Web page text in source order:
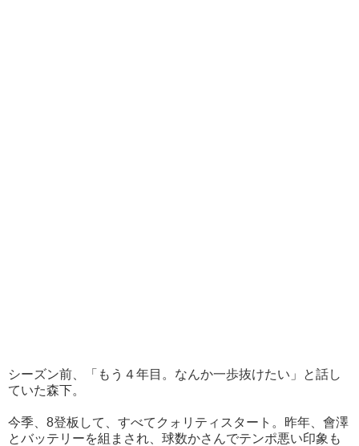
シーズン前、「もう４年目。なんか一歩抜けたい」と話し
ていた森下。
今季、8登板して、すべてクォリティスタート。昨年、會澤
とバッテリーを組まされ、球数かさんでテンポ悪い印象も